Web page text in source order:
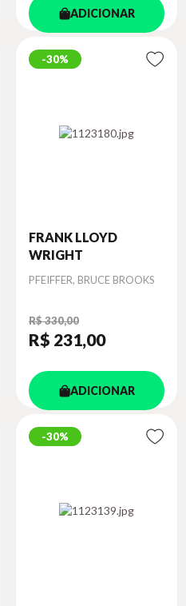
ADICIONAR
30%
FRANK LLOYD
WRIGHT
Autor
PFEIFFER, BRUCE BROOKS
R$ 330,00
R$ 231,00
ADICIONAR
30%